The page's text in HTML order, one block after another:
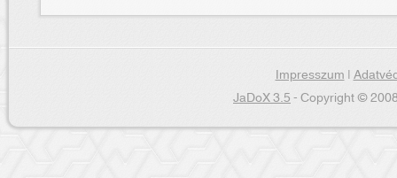
Impresszum|
JaDoX 3.5- Copyright ©